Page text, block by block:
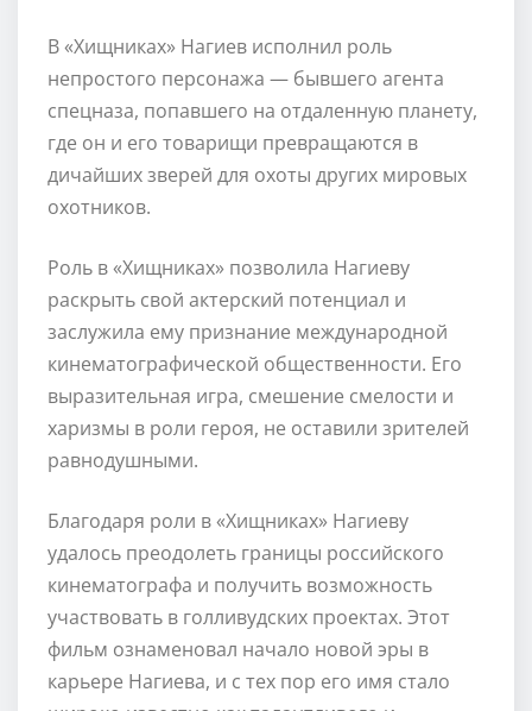
В «Хищниках» Нагиев исполнил роль
непростого персонажа — бывшего агента
спецназа, попавшего на отдаленную планету,
где он и его товарищи превращаются в
дичайших зверей для охоты других мировых
охотников.
Роль в «Хищниках» позволила Нагиеву
раскрыть свой актерский потенциал и
заслужила ему признание международной
кинематографической общественности. Его
выразительная игра, смешение смелости и
харизмы в роли героя, не оставили зрителей
равнодушными.
Благодаря роли в «Хищниках» Нагиеву
удалось преодолеть границы российского
кинематографа и получить возможность
участвовать в голливудских проектах. Этот
фильм ознаменовал начало новой эры в
карьере Нагиева, и с тех пор его имя стало